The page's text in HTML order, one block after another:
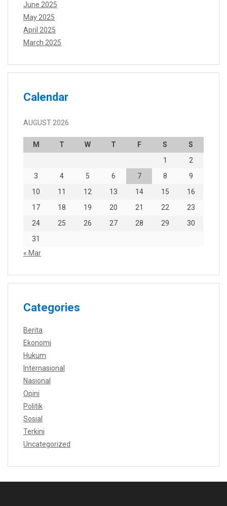
June 2025
May 2025
April 2025
March 2025
Calendar
AUGUST 2026
M T W T F S
S
1
2
3
4 5 6 7 8
9
10
11 12 13 14 15
16
17
18 19 20 21 22
23
24
25 26 27 28 29
30
31
« Mar
Categories
Berita
Ekonomi
Hukum
Internasional
Nasional
Opini
Politik
Sosial
Terkini
Uncategorized